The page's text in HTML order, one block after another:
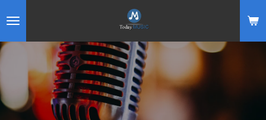
direct
naar
hoofdinhoud